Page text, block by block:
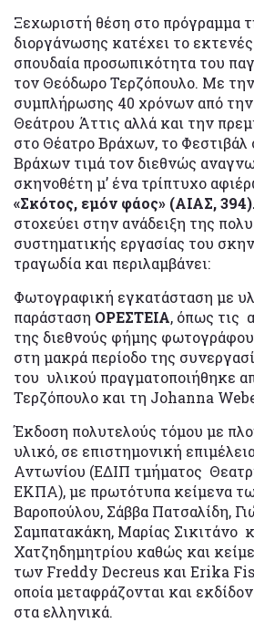
Ξεχωριστή θέση στο πρόγραμμα
διοργάνωσης κατέχει το
σπουδαία προσωπικότητα του
τον Θεόδωρο Τερζόπουλο. Με την
συμπλήρωσης 40 χρόνων από την
Θεάτρου Άττις αλλά και την
στο Θέατρο Βράχων, το
Βράχων τιμά τον διεθνώς
σκηνοθέτη μ’ ένα τρίπτυχο
«Σκότος, εμόν φάος» (ΑΙΑΣ,
στοχεύει στην ανάδειξη της
συστηματικής εργασίας του
τραγωδία και περιλαμβάνει:
Φωτογραφική εγκατάσταση με
παράσταση ΟΡΕΣΤΕΙΑ, όπως τις
της διεθνούς φήμης
στη μακρά περίοδο της
του υλικού πραγματοποιήθηκε
Τερζόπουλο και τη Johanna
Έκδοση πολυτελούς τόμου με
υλικό, σε επιστημονική
Αντωνίου (ΕΔΙΠ τμήματος
ΕΚΠΑ), με πρωτότυπα κείμενα
Βαροπούλου, Σάββα Πατσαλίδη,
Σαμπατακάκη, Μαρίας Σικιτάνο
Χατζηδημητρίου καθώς και
των Freddy Decreus και Erika
οποία μεταφράζονται και
στα ελληνικά.